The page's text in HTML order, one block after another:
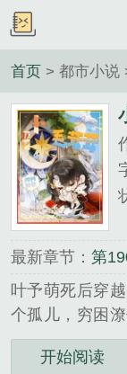
首页 > 都市小说
最新章节： 第
叶予萌死后穿
个孤儿，穷困
唤了叶予萌，
作，照顾疗养
开始阅读